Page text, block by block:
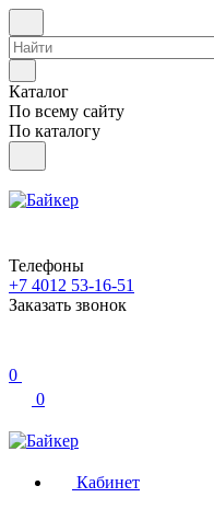
Каталог
По всему сайту
По каталогу
Телефоны
+7 4012 53-16-51
Заказать звонок
0
0
Кабинет